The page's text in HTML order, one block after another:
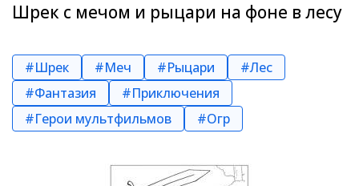
Шрек с мечом и рыцари на фоне в лесу
#Шрек #Меч #Рыцари
#Лес
#Фантазия
#Приключения
#Герои мультфильмов
#Огр